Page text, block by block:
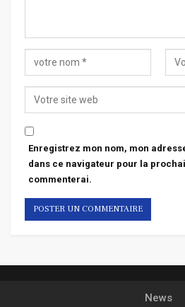
Enregistrez mon nom, mon
dans ce navigateur pour la
commenterai.
News